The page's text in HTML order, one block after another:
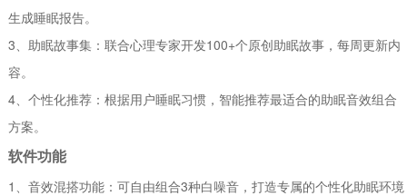
生成睡眠报告。
3、助眠故事集：联合心理专家开发100+个原创助眠故事，每周更新内
容。
4、个性化推荐：根据用户睡眠习惯，智能推荐最适合的助眠音效组合
方案。
软件功能
1、音效混搭功能：可自由组合3种白噪音，打造专属的个性化助眠环境